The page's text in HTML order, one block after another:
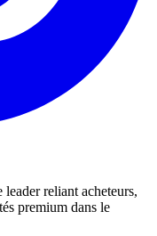
reliant acheteurs,
premium dans le